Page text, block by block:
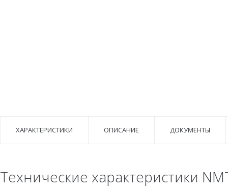
ХАРАКТЕРИСТИКИ ОПИСАНИЕ ДОКУМЕНТЫ
Технические характеристики